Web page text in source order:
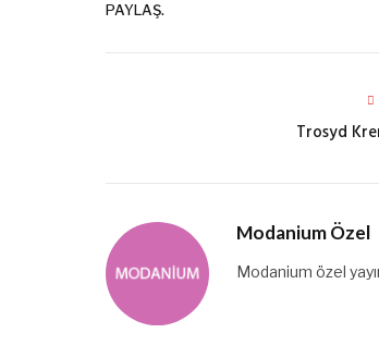
PAYLAŞ.
Trosyd
Modanium Özel
Modanium özel